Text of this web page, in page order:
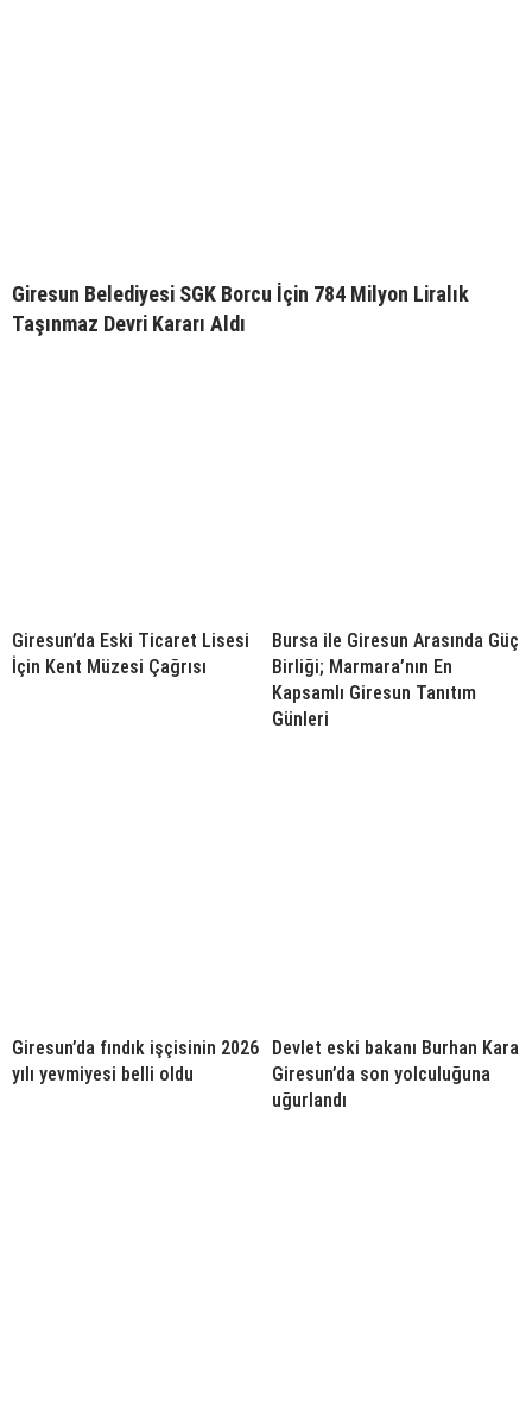
Giresun Belediyesi SGK Borcu İçin 784 Milyon Liralık
Taşınmaz Devri Kararı Aldı
Giresun’da Eski Ticaret Lisesi
İçin Kent Müzesi Çağrısı
Bursa ile Giresun Arasında Güç
Birliği; Marmara’nın En
Kapsamlı Giresun Tanıtım
Günleri
Giresun’da fındık işçisinin 2026
yılı yevmiyesi belli oldu
Devlet eski bakanı Burhan Kara
Giresun’da son yolculuğuna
uğurlandı